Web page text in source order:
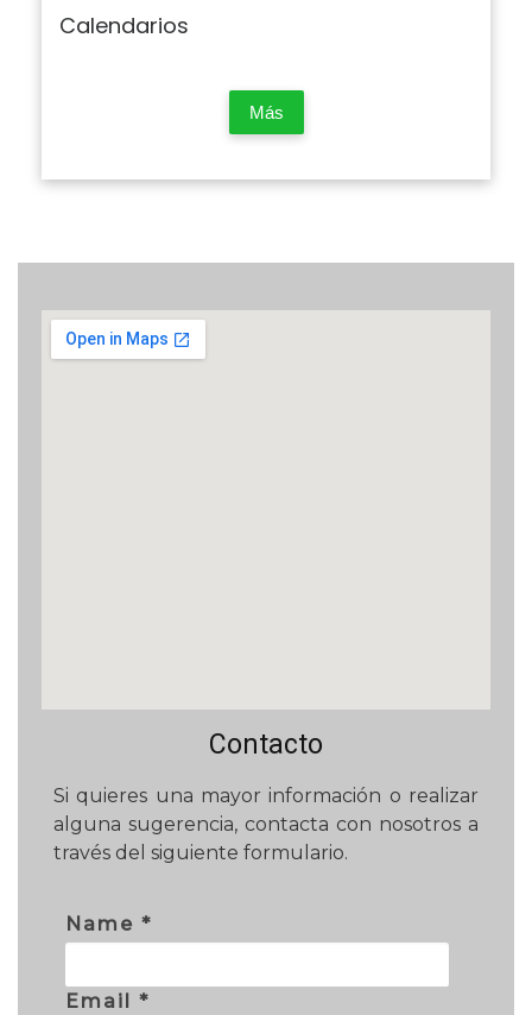
Calendarios
Más
Contacto
Si quieres una mayor información o realizar
alguna sugerencia, contacta con nosotros a
través del siguiente formulario.
Name *
Email *